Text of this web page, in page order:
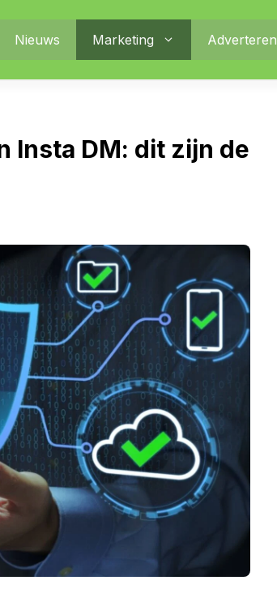
Nieuws Marketing Adverteren
Insta DM: dit zijn de